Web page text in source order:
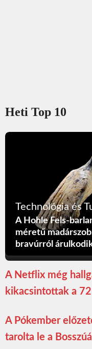
Heti Top 10
Technológia és
A Hohle Fels-
méretű
bravúrról
A Netflix még
kikacsintottak a
A Pókember
tarolta le a